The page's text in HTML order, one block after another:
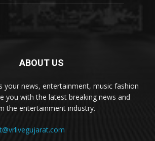
ABOUT US
your news, entertainment, music fashion
you with the latest breaking news and
the entertainment industry.